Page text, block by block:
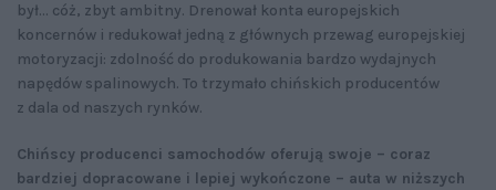
był... cóż, zbyt ambitny. Drenował konta europejskich
koncernów i redukował jedną z głównych przewag europejskiej
motoryzacji: zdolność do produkowania bardzo wydajnych
napędów spalinowych. To trzymało chińskich producentów
z dala od naszych rynków.
Chińscy producenci samochodów oferują swoje – coraz
bardziej dopracowane i lepiej wykończone – auta w niższych